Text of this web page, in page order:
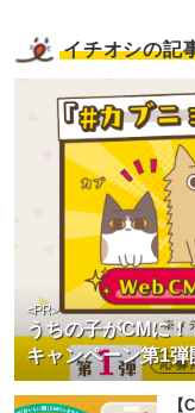
イチオシの記
うちの子がCMに
キャンペーン第1弾
<PR>